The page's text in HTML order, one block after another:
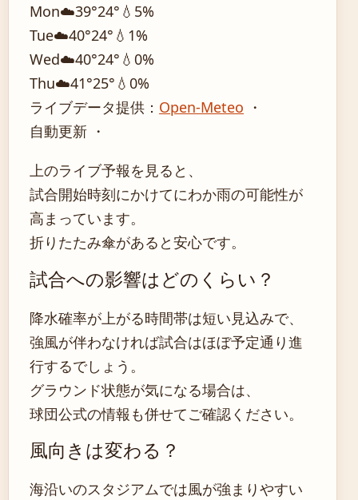
Mon☁️39°24° 💧5%
Tue☁️40°24° 💧1%
Wed☁️40°24° 💧0%
Thu☁️41°25° 💧0%
ライブデータ提供： Open-Meteo ・
自動更新 ・
上のライブ予報を見ると、
試合開始時刻にかけてにわか雨の可能性が
高まっています。
折りたたみ傘があると安心です。
試合への影響はどのくらい？
降水確率が上がる時間帯は短い見込みで、
強風が伴わなければ試合はほぼ予定通り進
行するでしょう。
グラウンド状態が気になる場合は、
球団公式の情報も併せてご確認ください。
風向きは変わる？
海沿いのスタジアムでは風が強まりやすい